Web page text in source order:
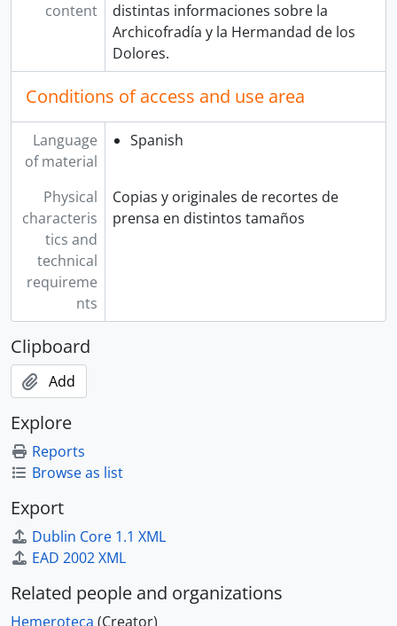
content
distintas informaciones sobre la
Archicofradía y la Hermandad de los
Dolores.
Conditions of access and use area
Language
of material
Spanish
Physical
characteris
tics and
technical
requireme
nts
Copias y originales de recortes de
prensa en distintos tamaños
Clipboard
Add
Explore
Reports
Browse as list
Export
Dublin Core 1.1 XML
EAD 2002 XML
Related people and organizations
Hemeroteca (Creator)